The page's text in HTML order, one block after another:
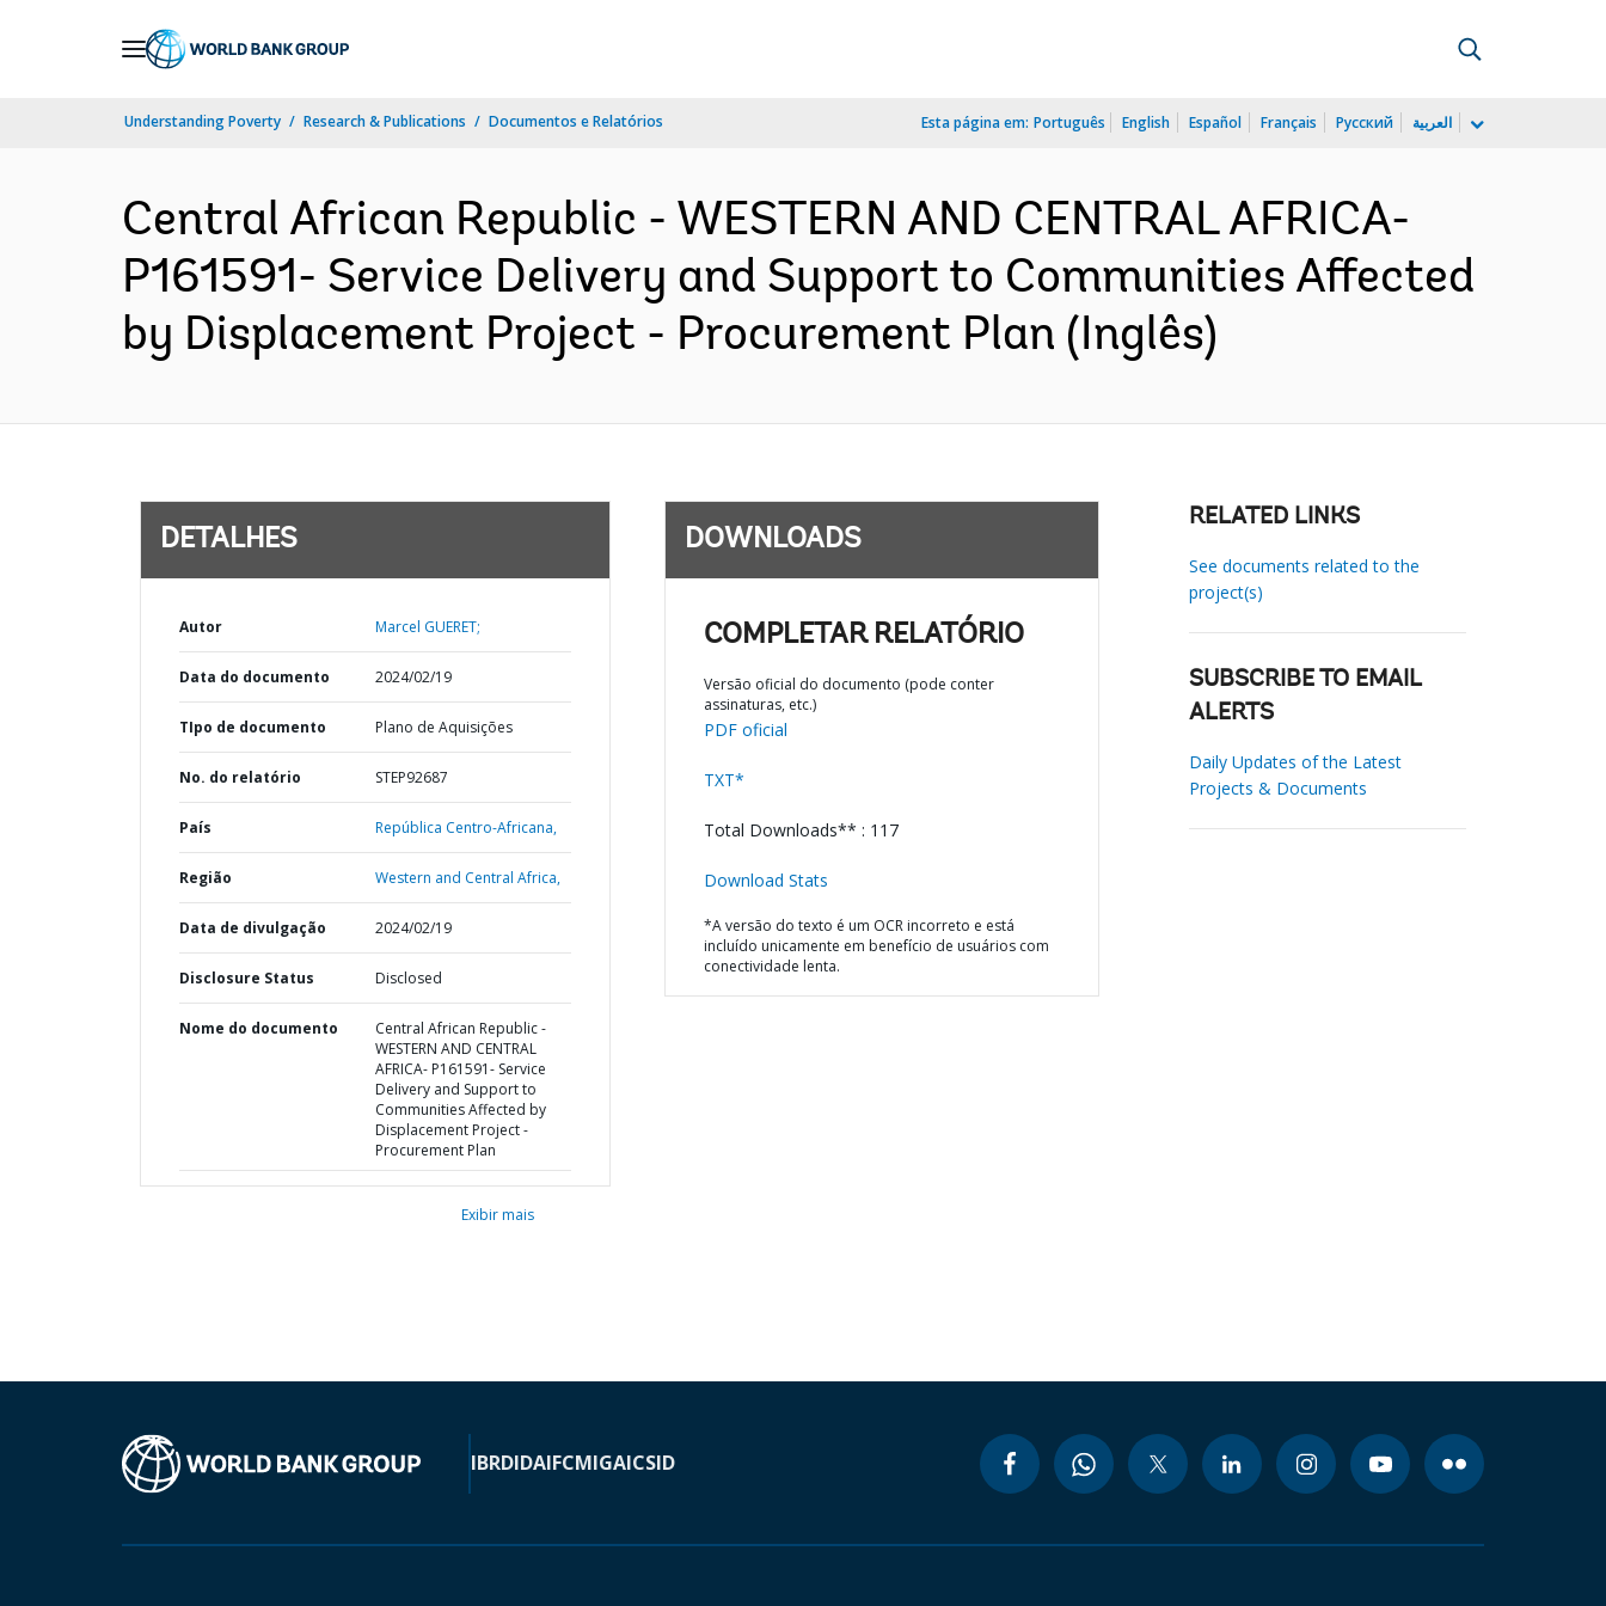
Understanding Poverty Research & Publications Documentos e Relatórios Esta página em: Português English Español Français Русский العربية
Central African Republic - WESTERN AND CENTRAL AFRICA-
P161591- Service Delivery and Support to Communities Affected
by Displacement Project - Procurement Plan (Inglês)
DETALHES
Autor Marcel GUERET;
Data do documento 2024/02/19
TIpo de documento Plano de Aquisições
No. do relatório STEP92687
País República Centro-Africana,
Região Western and Central Africa,
Data de divulgação 2024/02/19
Disclosure Status Disclosed
Nome do documento
Central African Republic -
WESTERN AND CENTRAL
AFRICA- P161591- Service
Delivery and Support to
Communities Affected by
Displacement Project -
Procurement Plan
Exibir mais
DOWNLOADS
COMPLETAR RELATÓRIO
Versão oficial do documento (pode conter
assinaturas, etc.)
PDF oficial
TXT*
Total Downloads** : 117
Download Stats
*A versão do texto é um OCR incorreto e está
incluído unicamente em benefício de usuários com
conectividade lenta.
RELATED LINKS
See documents related to the
project(s)
SUBSCRIBE TO EMAIL
ALERTS
Daily Updates of the Latest
Projects & Documents
IBRDIDAIFCMIGAICSID